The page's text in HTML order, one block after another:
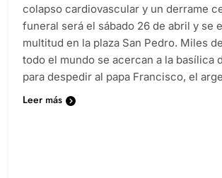
colapso cardiovascular y un derrame
funeral será el sábado 26 de abril y se
multitud en la plaza San Pedro. Miles
todo el mundo se acercan a la basílica
para despedir al papa Francisco, el
Leer más